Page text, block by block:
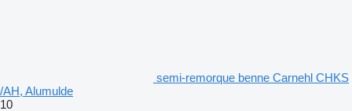
semi-remorque benne Carnehl CHKS
/AH, Alumulde
10